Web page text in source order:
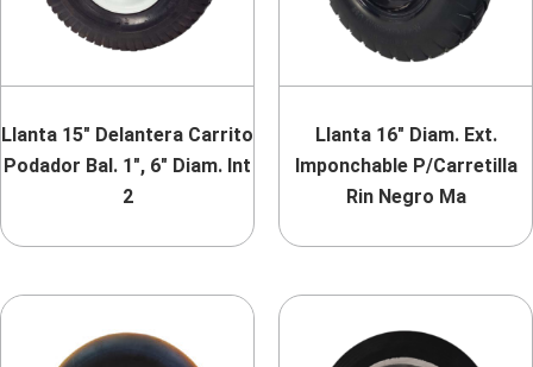
Llanta 15″ Delantera Carrito
Podador Bal. 1″, 6″ Diam. Int
2
Llanta 16″ Diam. Ext.
Imponchable P/Carretilla
Rin Negro Ma